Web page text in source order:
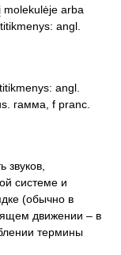
arba
angl.
angl.
гамма, f pranc.
звуков,
системе и
(обычно в
движении – в
термины